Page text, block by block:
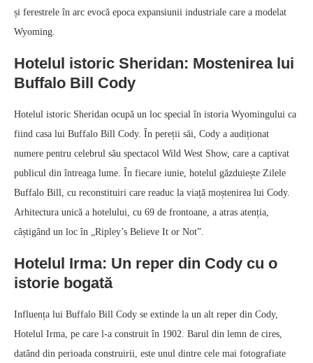
și ferestrele în arc evocă epoca expansiunii industriale care a modelat
Wyoming.
Hotelul istoric Sheridan: Mostenirea lui
Buffalo Bill Cody
Hotelul istoric Sheridan ocupă un loc special în istoria Wyomingului ca
fiind casa lui Buffalo Bill Cody. În pereții săi, Cody a audiționat
numere pentru celebrul său spectacol Wild West Show, care a captivat
publicul din întreaga lume. În fiecare iunie, hotelul găzduiește Zilele
Buffalo Bill, cu reconstituiri care readuc la viață moștenirea lui Cody.
Arhitectura unică a hotelului, cu 69 de frontoane, a atras atenția,
câștigând un loc în „Ripley’s Believe It or Not”.
Hotelul Irma: Un reper din Cody cu o
istorie bogată
Influența lui Buffalo Bill Cody se extinde la un alt reper din Cody,
Hotelul Irma, pe care l-a construit în 1902. Barul din lemn de cires,
datând din perioada construirii, este unul dintre cele mai fotografiate